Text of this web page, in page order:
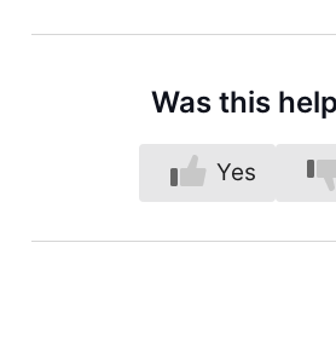
Was this
Yes